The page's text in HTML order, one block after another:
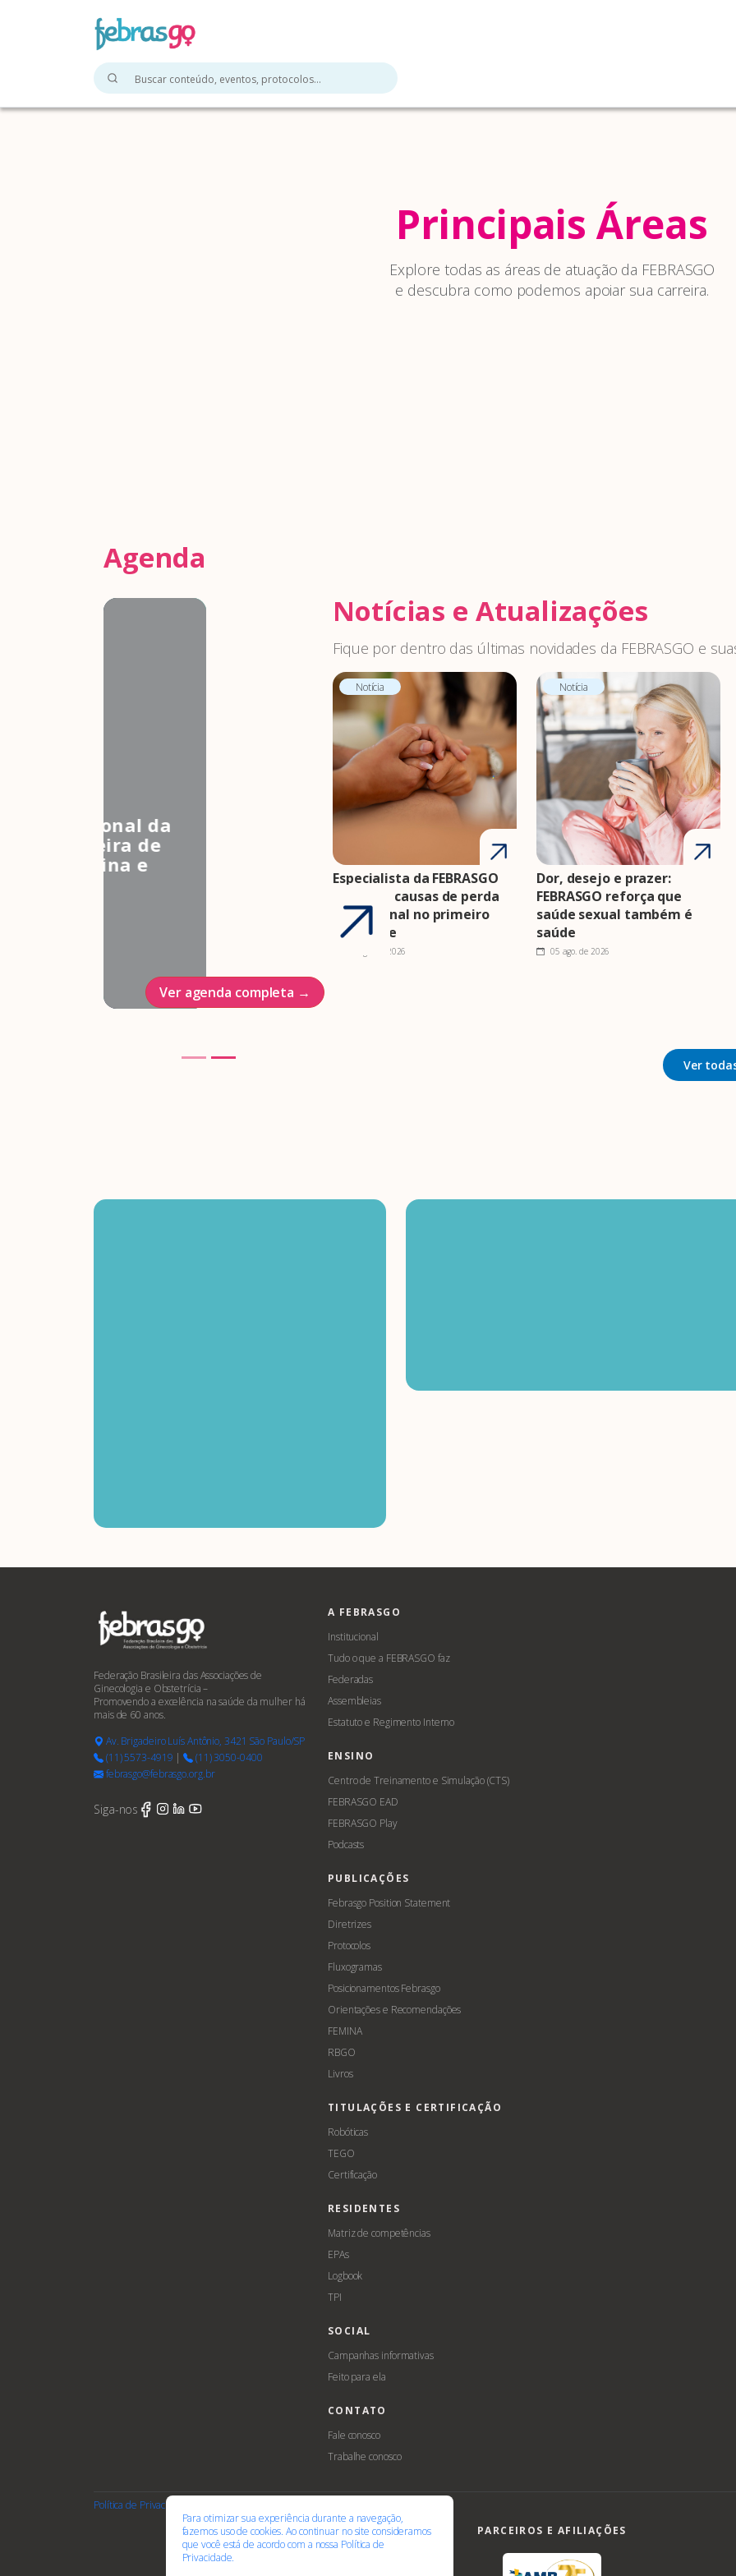
Principais Áreas
Explore todas as áreas de atuação da FEBRASGO
e descubra como podemos apoiar sua carreira.
Agenda
3º Congresso Nacional da
Associação Brasileira de
Estudos em Medicina e
Ver agenda completa →
Notícias e Atualizações
Fique por dentro das últimas novidades da FEBRASGO e
Notícia
Especialista da FEBRASGO
comenta causas de perda
gestacional no primeiro
trimestre
07 ago. de 2026
Notícia
Dor, desejo e prazer:
FEBRASGO reforça que
saúde sexual também é
saúde
05 ago. de 2026
Ver
Federação Brasileira das Associações de
Ginecologia e Obstetrícia –
Promovendo a excelência na saúde da mulher há
mais de 60 anos.
Av. Brigadeiro Luís Antônio, 3421 São Paulo/SP
(11) 5573-4919 |
(11) 3050-0400
febrasgo@febrasgo.org.br
Siga-nos
A FEBRASGO
Institucional
Tudo o que a FEBRASGO faz
Federadas
Assembleias
Estatuto e Regimento Interno
ENSINO
Centro de Treinamento e Simulação (CTS)
FEBRASGO EAD
FEBRASGO Play
Podcasts
PUBLICAÇÕES
Febrasgo Position Statement
Diretrizes
Protocolos
Fluxogramas
Posicionamentos Febrasgo
Orientações e Recomendações
FEMINA
RBGO
Livros
TITULAÇÕES E CERTIFICAÇÃO
Robóticas
TEGO
Certificação
RESIDENTES
Matriz de competências
EPAs
Logbook
TPI
SOCIAL
Campanhas informativas
Feito para ela
CONTATO
Fale conosco
Trabalhe conosco
Política de Privacidade
PARCEIROS E AFILIAÇÕES
Para otimizar sua experiência durante a navegação,
fazemos uso de cookies. Ao continuar no site consideramos
que você está de acordo com a nossa Política de
Privacidade.